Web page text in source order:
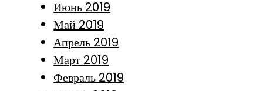
Июнь 2019
Май 2019
Апрель 2019
Март 2019
Февраль 2019